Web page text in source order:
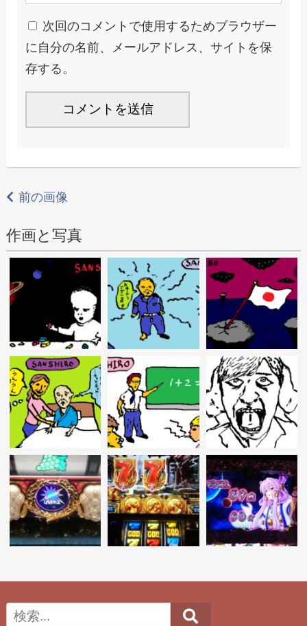
次回のコメントで使用するためブラウザー
に自分の名前、メールアドレス、サイトを保
存する。
前の画像
作画と写真